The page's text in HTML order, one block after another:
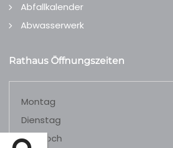
Abfallkalender
Abwasserwerk
Rathaus Öffnungszeiten
Montag
Dienstag
Mittwoch